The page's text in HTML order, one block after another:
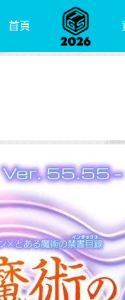
首頁